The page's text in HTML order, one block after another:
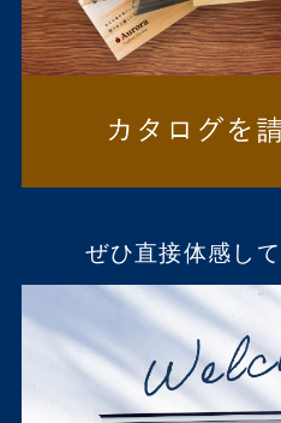
ぜひ直接体感し